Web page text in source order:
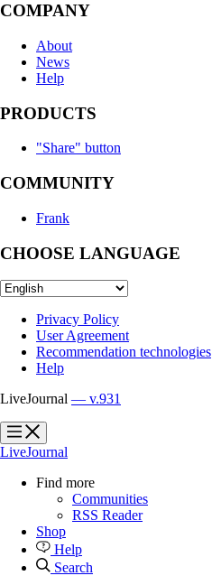
COMPANY
About
News
Help
PRODUCTS
"Share" button
COMMUNITY
Frank
CHOOSE LANGUAGE
Privacy Policy
User Agreement
Recommendation technologies
Help
LiveJournal — v.931
?
?
LiveJournal
Find more
Communities
RSS Reader
Shop
Help
Search